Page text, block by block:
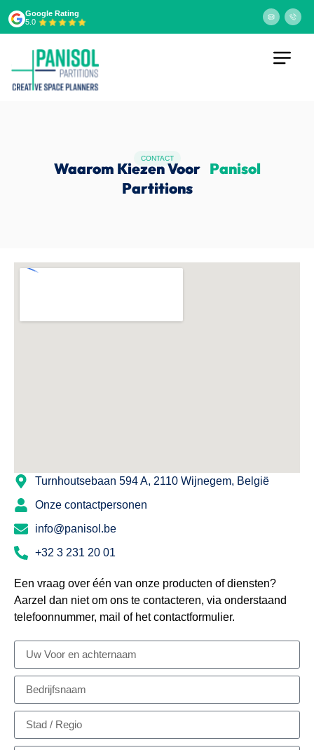
Google Rating
5.0
CONTACT
Waarom Kiezen VoorPanisol
Partitions
Turnhoutsebaan 594 A, 2110 Wijnegem, België
Onze contactpersonen
info@panisol.be
+32 3 231 20 01
Een vraag over één van onze producten of diensten?
Aarzel dan niet om ons te contacteren, via onderstaand
telefoonnummer, mail of het contactformulier.